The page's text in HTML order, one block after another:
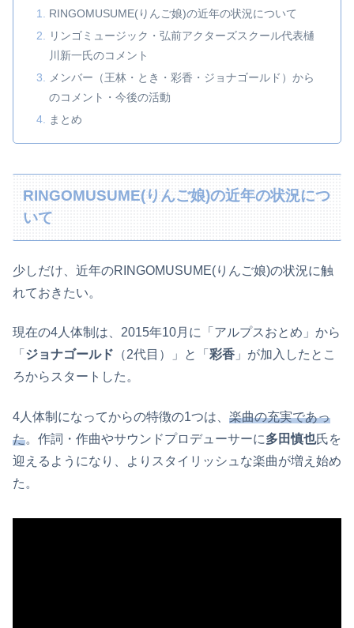
RINGOMUSUME(りんご娘)の近年の状況について
リンゴミュージック・弘前アクターズスクール代表樋
川新一氏のコメント
メンバー（王林・とき・彩香・ジョナゴールド）から
のコメント・今後の活動
まとめ
RINGOMUSUME(りんご娘)の近年の状況につ
いて
少しだけ、近年のRINGOMUSUME(りんご娘)の状況に触
れておきたい。
現在の4人体制は、2015年10月に「アルプスおとめ」から
「 ジョナゴールド （2代目）」と「 彩香 」が加入したとこ
ろからスタートした。
4人体制になってからの特徴の1つは、 楽曲の充実であっ
た。作詞・作曲やサウンドプロデューサーに多田慎也氏を
迎えるようになり、よりスタイリッシュな楽曲が増え始め
た。